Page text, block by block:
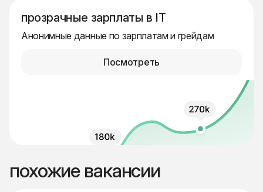
прозрачные зарплаты в IT
Анонимные данные по зарплатам и грейдам
Посмотреть
похожие вакансии